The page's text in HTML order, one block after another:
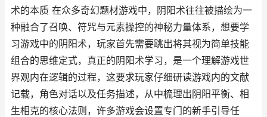
术的本质 在众多奇幻题材游戏中，阴阳术往往被描绘为一
种融合了召唤、符咒与元素操控的神秘力量体系，想要学
习游戏中的阴阳术，玩家首先需要跳出将其视为简单技能
组合的思维定式，真正的阴阳术学习，是一个理解游戏世
界观内在逻辑的过程，这要求玩家仔细研读游戏内的文献
记载，角色对话以及任务描述，从中梳理出阴阳平衡、相
生相克的核心法则，许多游戏会设置专门的新手引导任